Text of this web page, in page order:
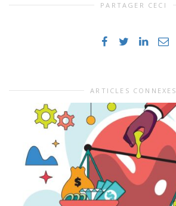
PARTAGER CECI
ARTICLES CONNEXES